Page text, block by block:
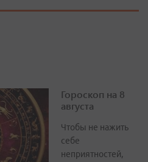
Гороскоп на 8
августа
Чтобы не нажить
себе
неприятностей,